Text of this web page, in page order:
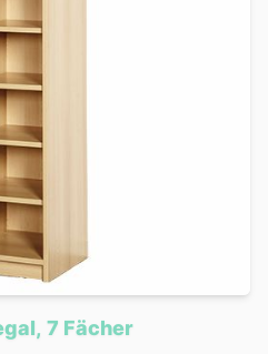
7 Fächer